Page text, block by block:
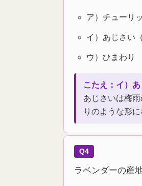
ア）チューリ
イ）あじさい
ウ）ひまわり
こたえ：イ）あ
あじさいは梅
りのような形
Q4
ラベンダーの産